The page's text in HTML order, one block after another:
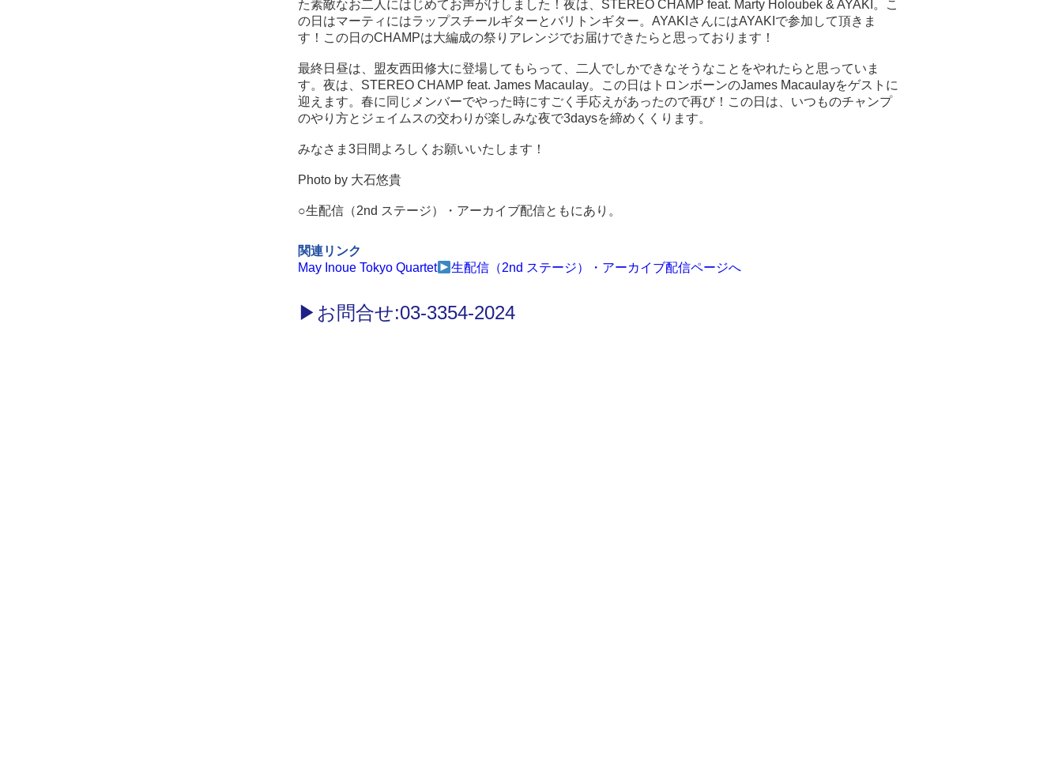
た素敵なお二人にはじめてお声がけしました！夜は、STEREO CHAMP feat. Marty Holoubek & AYAKI。こ
の日はマーティにはラップスチールギターとバリトンギター。AYAKIさんにはAYAKIで参加して頂きま
す！この日のCHAMPは大編成の祭りアレンジでお届けできたらと思っております！
最終日昼は、盟友西田修大に登場してもらって、二人でしかできなそうなことをやれたらと思っていま
す。夜は、STEREO CHAMP feat. James Macaulay。この日はトロンボーンのJames Macaulayをゲストに
迎えます。春に同じメンバーでやった時にすごく手応えがあったので再び！この日は、いつものチャンプ
のやり方とジェイムスの交わりが楽しみな夜で3daysを締めくくります。
みなさま3日間よろしくお願いいたします！
Photo by 大石悠貴
○生配信（2nd ステージ）・アーカイブ配信ともにあり。
関連リンク
May Inoue Tokyo Quartet
生配信（2nd ステージ）・アーカイブ配信ページへ
お問合せ:03-3354-2024